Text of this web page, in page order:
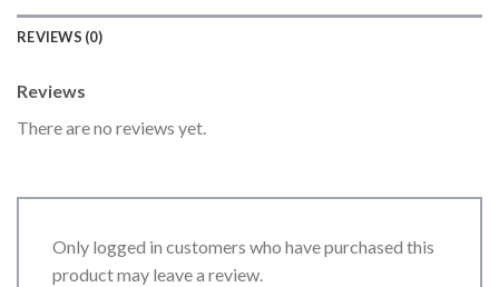
REVIEWS (0)
Reviews
There are no reviews yet.
Only logged in customers who have purchased this
product may leave a review.